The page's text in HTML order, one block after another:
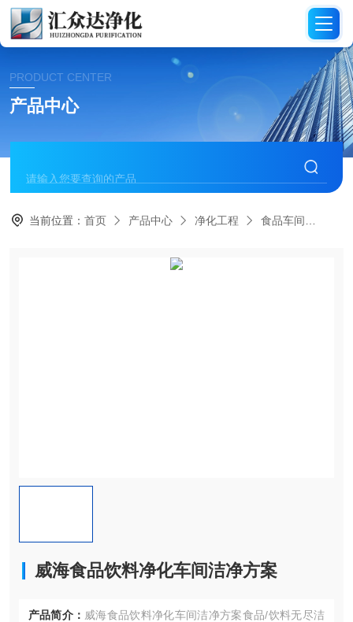
PRODUCT CENTER
产品中心
当前位置：首页 产品中心 净化工程 食品车间
威海食品饮料净化车间洁净方案
产品简介： 威海食品饮料净化车间洁净方案食品/饮料无尽洁